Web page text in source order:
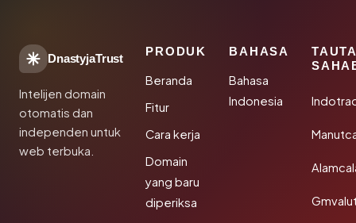
DnastyjaTrust
Intelijen domain
otomatis dan
independen untuk
web terbuka.
PRODUK
Beranda
Fitur
Cara kerja
Domain
yang baru
diperiksa
BAHASA
Bahasa
Indonesia